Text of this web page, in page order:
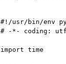
#!/usr/bin/env
# -*- coding:
import time